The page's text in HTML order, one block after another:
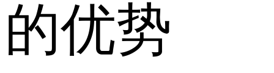
的优势